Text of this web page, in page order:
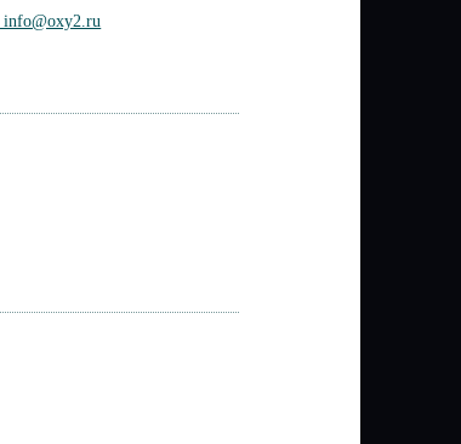
info@oxy2.ru